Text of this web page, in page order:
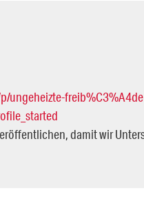
ungeheizte-
damit wir